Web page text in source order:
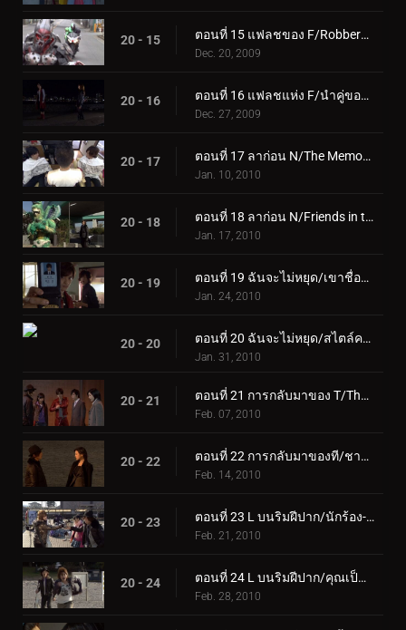
20 - 15 ตอนที่ 15 แฟลชของ F/Robbery Rider
Dec. 20, 2009
20 - 16 ตอนที่ 16 แฟลชแห่ง F/นำคู่ของคุณกลับมา
Dec. 27, 2009
20 - 17 ตอนที่ 17 ลาก่อน N/The Memory Kids
Jan. 10, 2010
20 - 18 ตอนที่ 18 ลาก่อน N/Friends in the Wind
Jan. 17, 2010
20 - 19 ตอนที่ 19 ฉันจะไม่หยุด/เขาชื่อแอคเซล
Jan. 24, 2010
20 - 20 ตอนที่ 20 ฉันจะไม่หยุด/สไตล์คาเมนไรเดอร์
Jan. 31, 2010
20 - 21 ตอนที่ 21 การกลับมาของ T/That Melody ไม่เหมาะกับผู้หญิง
Feb. 07, 2010
20 - 22 ตอนที่ 22 การกลับมาของที/ชายอมตะ
Feb. 14, 2010
20 - 23 ตอนที่ 23 L บนริมฝีปาก/นักร้อง-เพลงไรเดอร์
Feb. 21, 2010
20 - 24 ตอนที่ 24 L บนริมฝีปาก/คุณเป็นคนโกหก
Feb. 28, 2010